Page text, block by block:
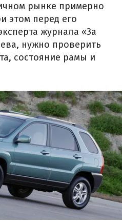
рынке примерно
этом перед его
журнала «За
нужно проверить
состояние рамы и